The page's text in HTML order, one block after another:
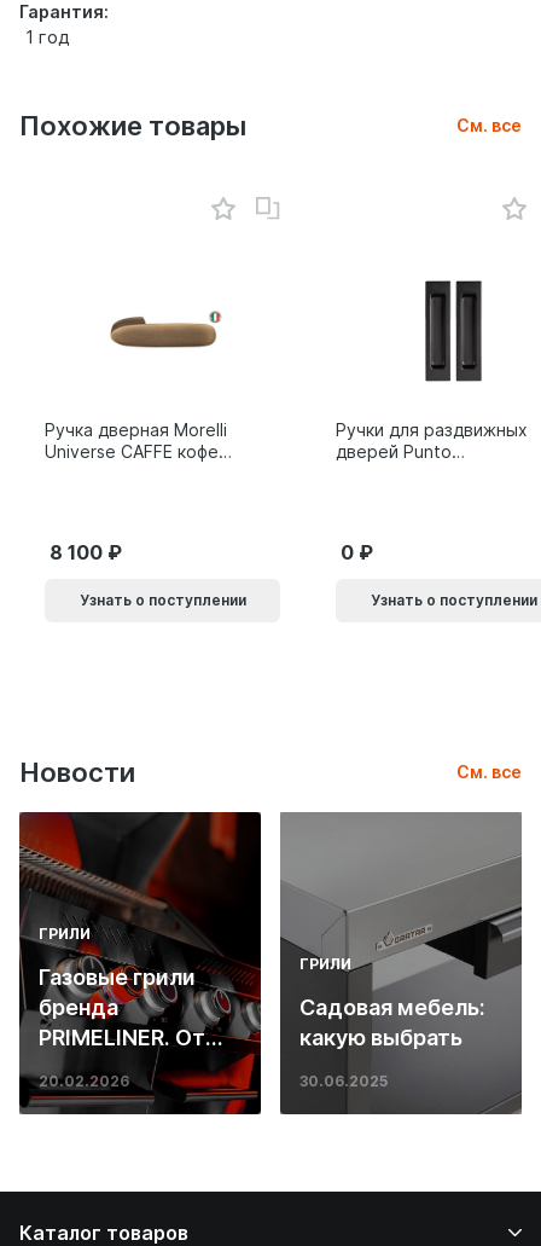
Гарантия:
1 год
Похожие товары См. все
Ручка дверная Morelli
Universe CAFFE кофе
8 100
Узнать о поступлении
Ручки для раздвижных
дверей Punto
0
Узнать о поступлении
Новости См. все
ГРИЛИ
Газовые грили
бренда
PRIMELINER. От
основ инженерии
до ресторанных
20.02.2026
ГРИЛИ
Садовая мебель:
какую выбрать
30.06.2025
Каталог товаров